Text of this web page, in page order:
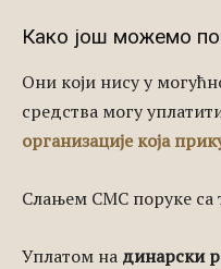
Како још можемо
Они који нису у
средства могу
организације која
Слањем СМС поруке са
Уплатом на динарски